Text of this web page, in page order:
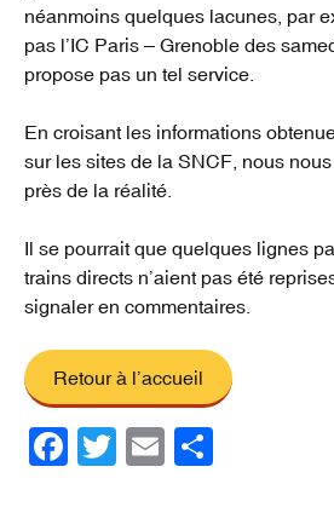
néanmoins quelques lacunes, par
pas l’IC Paris – Grenoble des
propose pas un tel service.
En croisant les informations
sur les sites de la SNCF, nous
près de la réalité.
Il se pourrait que quelques lignes
trains directs n’aient pas été
signaler en commentaires.
Retour à l’accueil
F
T
E